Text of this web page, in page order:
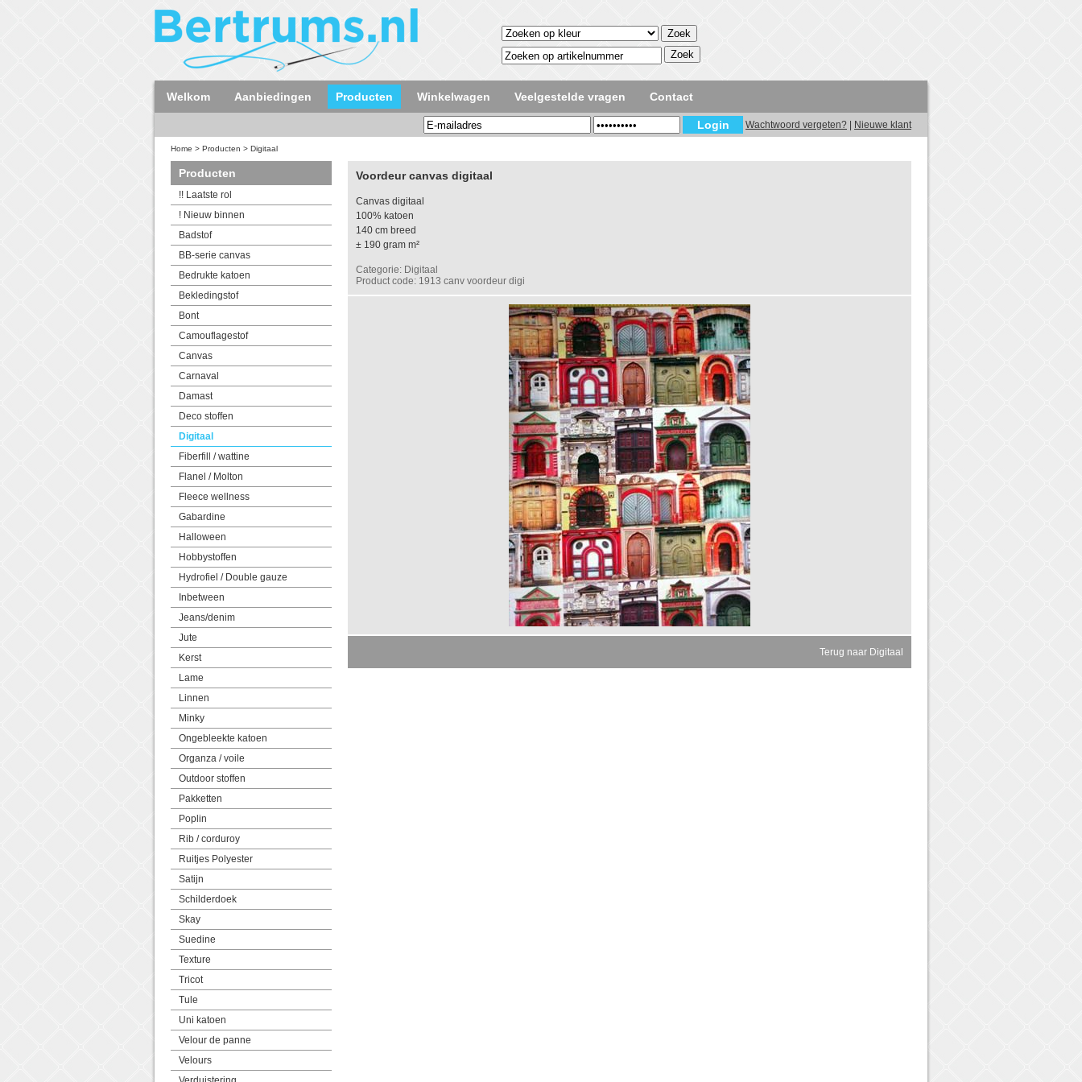
Welkom Aanbiedingen Producten Winkelwagen Veelgestelde vragen Contact
Wachtwoord vergeten? Nieuwe klant
Home > Producten > Digitaal
Producten
!! Laatste rol
! Nieuw binnen
Badstof
BB-serie canvas
Bedrukte katoen
Bekledingstof
Bont
Camouflagestof
Canvas
Carnaval
Damast
Deco stoffen
Digitaal
Fiberfill / wattine
Flanel / Molton
Fleece wellness
Gabardine
Halloween
Hobbystoffen
Hydrofiel / Double gauze
Inbetween
Jeans/denim
Jute
Kerst
Lame
Linnen
Minky
Ongebleekte katoen
Organza / voile
Outdoor stoffen
Pakketten
Poplin
Rib / corduroy
Ruitjes Polyester
Satijn
Schilderdoek
Skay
Suedine
Texture
Tricot
Tule
Uni katoen
Velour de panne
Velours
Voordeur canvas digitaal
Canvas digitaal
100% katoen
140 cm breed
± 190 gram m²
Categorie: Digitaal
Product code: 1913 canv voordeur digi
Terug naar Digitaal